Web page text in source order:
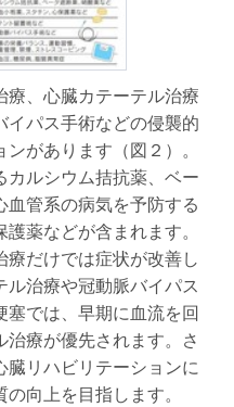
療、心臓カテーテル治療
イパス手術などの侵襲的
があります（図２）。
ルシウム拮抗薬、ベー
管系の病気を予防する
薬などが含まれます。
だけでは症状が改善し
治療や冠動脈バイパス
では、早期に血流を回
療が優先されます。さ
臓リハビリテーションに
向上を目指します。